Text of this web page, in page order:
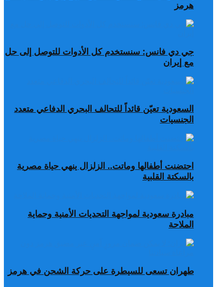
هرمز
جي دي فانس: سنستخدم كل الأدوات للتوصل إلى حل
مع إيران
السعودية تعيّن قائداً للتحالف البحري الدفاعي متعدد
الجنسيات
احتضنت أطفالها وماتت.. الزلزال ينهي حياة مصرية
بالسكتة القلبية
مبادرة سعودية لمواجهة التحديات الأمنية وحماية
الملاحة
طهران تسعى للسيطرة على حركة الشحن في هرمز